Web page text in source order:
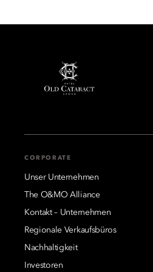
CORPORATE
Unser Unternehmen
The O&MO Alliance
Kontakt – Unternehmen
Regionale Verkaufsbüros
Nachhaltigkeit
Investoren